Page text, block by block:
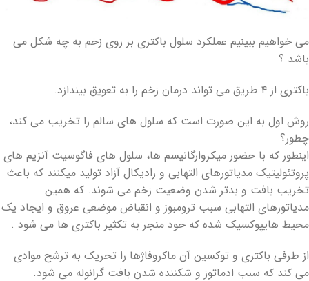
می خواهیم ببینیم عملکرد سلول باکتری بر روی زخم به چه شکل می
باشد ؟
باکتری از ۴ طریق می تواند درمان زخم را به تعویق بیندازد.
روش اول به این صورت است که سلول های سالم را تخریب می کند،
چطور؟
اینطور که با حضور میکروارگانیسم ها، سلول های فاگوسیت آنزیم های
پروتئولیتیک مدیاتورهای التهابی و رادیکال آزاد تولید میکنند که باعث
تخریب بافت و بدتر شدن وضعیت زخم می شوند. که همین
مدیاتورهای التهابی سبب ترومبوز و انقباض موضعی عروق و ایجاد یک
محیط هایپوکسیک شده که خود منجر به تکثیر باکتری ها می شود .
از طرفی باکتری و توکسین آن ماکروفاژها را تحریک به ترشح موادی
می کند که سبب ادماتوز و شکننده شدن بافت گرانوله می شود.